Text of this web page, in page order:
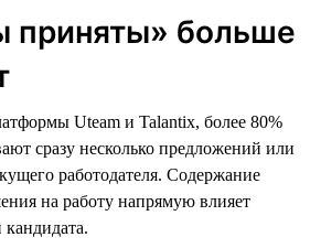
приняты» больше
Uteam и Talantix, более 80%
сразу несколько предложений или
работодателя. Содержание
на работу напрямую влияет